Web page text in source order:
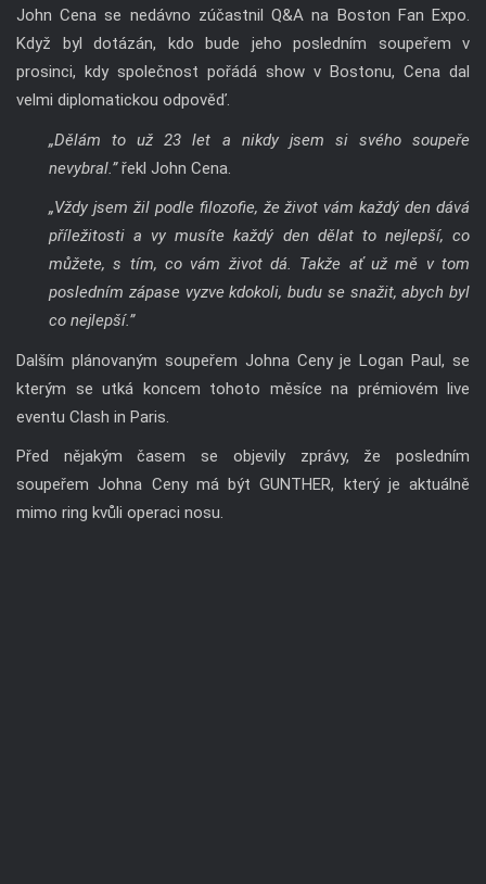
John Cena se nedávno zúčastnil Q&A na Boston Fan Expo.
Když byl dotázán, kdo bude jeho posledním soupeřem v
prosinci, kdy společnost pořádá show v Bostonu, Cena dal
velmi diplomatickou odpověď.
„Dělám to už 23 let a nikdy jsem si svého soupeře
nevybral.”řekl John Cena.
„Vždy jsem žil podle filozofie, že život vám každý den dává
příležitosti a vy musíte každý den dělat to nejlepší, co
můžete, s tím, co vám život dá. Takže ať už mě v tom
posledním zápase vyzve kdokoli, budu se snažit, abych byl
co nejlepší.”
Dalším plánovaným soupeřem Johna Ceny je Logan Paul, se
kterým se utká koncem tohoto měsíce na prémiovém live
eventu Clash in Paris.
Před nějakým časem se objevily zprávy, že posledním
soupeřem Johna Ceny má být GUNTHER, který je aktuálně
mimo ring kvůli operaci nosu.